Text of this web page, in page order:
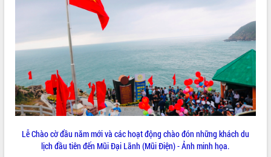
HỆ THỐNG VĂN BẢN
VĂN BẢN HĐND TỈNH
ĐIỂM TIN VĂN BẢN
QUY HOẠCH - KẾ HOẠCH
Lễ Chào cờ đầu năm mới và các hoạt động chào đón những khách du
lịch đầu tiên đến Mũi Đại Lãnh (Mũi Điện) - Ảnh minh họa.